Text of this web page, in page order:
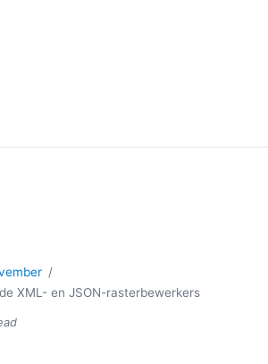
XML- en JSON-rasterbewerkers